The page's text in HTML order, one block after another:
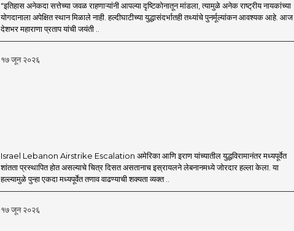
"इतिहास अनेकदा सत्तेच्या जवळ राहणाऱ्यांनी आपल्या दृष्टिकोनातून मांडला, त्यामुळे अनेक राष्ट्रीय नायकांच्या
योगदानाला अपेक्षित स्थान मिळाले नाही. हल्दीघाटीच्या युद्धासंदर्भातही तथ्यांचे पुनर्मूल्यांकन आवश्यक आहे. आज
देशभर महाराणा प्रताप यांची जयंती ..
१७ जून २०२६
Israel Lebanon Airstrike Escalation अमेरिका आणि इराण यांच्यातील युद्धविरामानंतर मध्यपूर्वेत
शांतता प्रस्थापित होत असल्याचे चित्र दिसत असतानाच इस्रायलने लेबनानमध्ये जोरदार हल्ला केला. या
हल्ल्यामुळे पुन्हा एकदा मध्यपूर्वेत तणाव वाढण्याची शक्यता व्यक्त ..
१७ जून २०२६